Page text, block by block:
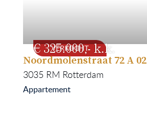
VERKOCHT
325.000
54
Noordmolenstraat 72 A 02
3035 RM Rotterdam
Appartement